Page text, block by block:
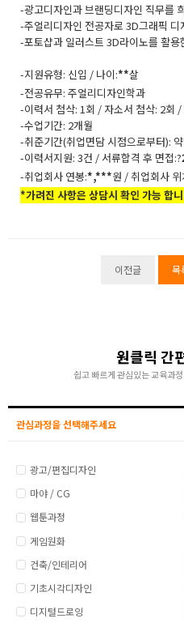
-광고디자인과 브랜딩디자인 직무를
-주얼리디자인 전공자로 3D그래픽 디
-포토샵과 일러스트 3D라이노를 활용
-지원유형: 신입 / 나이:**살
-전공유무: 주얼리디자인학과
-이력서 첨삭: 1회 / 자소서 첨삭: 2회 /
-수업기간: 2개월
-취준기간(취업면담 시점으로부터):
-이력서지원: 3건 / 서류합격 후 면접:?
-취업회사 연봉:*,***원 / 취업회사
*가려진 사항은 상담시 확인 가능 합
이전글 목
원클릭 간
쉽고 빠르게 관심있는 교육과
관심과정을 선택해주세요
광고/편집디자인
마야 / CG
웹툰과정
게임원화
건축/인테리어
기초시각디자인
디지털드로잉